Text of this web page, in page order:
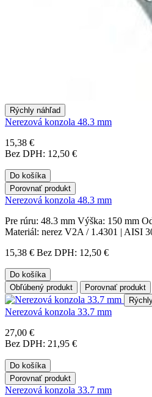
Rýchly náhľad
Nerezová konzola 48.3 mm
15,38 €
Bez DPH: 12,50 €
Do košíka
Porovnať produkt
Nerezová konzola 48.3 mm
Pre rúru: 48.3 mm Výška: 150 mm
Materiál: nerez V2A / 1.4301 | AISI
15,38 € Bez DPH: 12,50 €
Do košíka
Obľúbený produkt
Porovnať produkt
Nerezová konzola 33.7 mm
27,00 €
Bez DPH: 21,95 €
Do košíka
Porovnať produkt
Nerezová konzola 33.7 mm